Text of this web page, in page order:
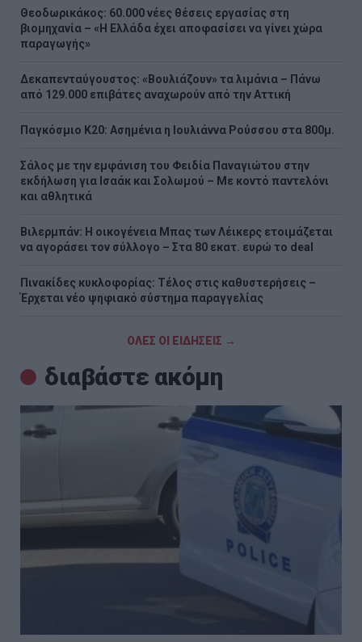
Θεοδωρικάκος: 60.000 νέες θέσεις εργασίας στη
βιομηχανία – «Η Ελλάδα έχει αποφασίσει να γίνει χώρα
παραγωγής»
Δεκαπενταύγουστος: «Βουλιάζουν» τα λιμάνια – Πάνω
από 129.000 επιβάτες αναχωρούν από την Αττική
Παγκόσμιο Κ20: Ασημένια η Ιουλιάννα Ρούσσου στα 800μ.
Σάλος με την εμφάνιση του Φειδία Παναγιώτου στην
εκδήλωση για Ισαάκ και Σολωμού – Με κοντό παντελόνι
και αθλητικά
Βιλερμπάν: Η οικογένεια Μπας των Λέικερς ετοιμάζεται
να αγοράσει τον σύλλογο – Στα 80 εκατ. ευρώ το deal
Πινακίδες κυκλοφορίας: Τέλος στις καθυστερήσεις –
Έρχεται νέο ψηφιακό σύστημα παραγγελίας
ΟΛΕΣ ΟΙ ΕΙΔΗΣΕΙΣ →
διαβάστε ακόμη